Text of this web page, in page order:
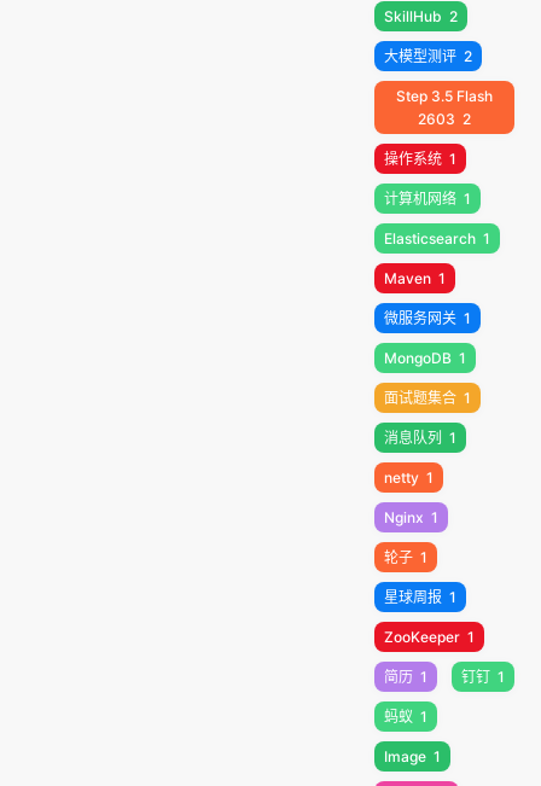
SkillHub 2
大模型测评 2
Step 3.5 Flash
2603 2
操作系统 1
计算机网络 1
Elasticsearch 1
Maven 1
微服务网关 1
MongoDB 1
面试题集合 1
消息队列 1
netty 1
Nginx 1
轮子 1
星球周报 1
ZooKeeper 1
简历 1 钉钉 1
蚂蚁 1
Image 1